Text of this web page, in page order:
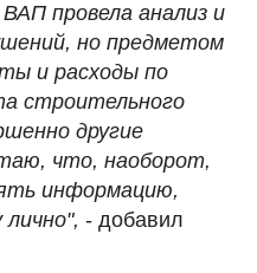
провела анализ и
но предметом
и расходы по
строительного
другие
что, наоборот,
информацию,
- добавил